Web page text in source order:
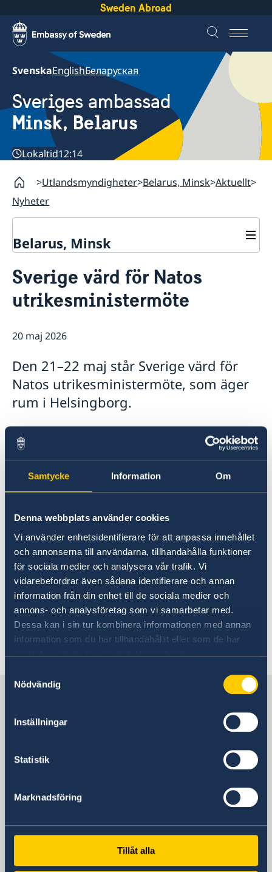
Samtycke Information Om
Denna webbplats använder cookies
Vi använder enhetsidentifierare för att anpassa innehållet
och annonserna till användarna, tillhandahålla funktioner
för sociala medier och analysera vår trafik. Vi
vidarebefordrar även sådana identifierare och annan
information från din enhet till de sociala medier och
annons- och analysföretag som vi samarbetar med.
Dessa kan i sin tur kombinera informationen med annan
information som du har tillhandahållit eller som de har
samlat in när du har använt deras tjänster.
Nödvändig
Inställningar
Statistik
Marknadsföring
Tillåt alla
Sweden Abroad
SvenskaEnglishБеларуская
Sveriges ambassad
Minsk, Belarus
Lokaltid12:14
Utlandsmyndigheter Belarus, Minsk Aktuellt
Nyheter
Belarus, Minsk
Om oss
Ambassadens personal
Så stöttar vi svenska företag
Team Sweden
Så kan du få stöd
Svenska företag i Belarus
Anmäl handelshinder
Nyheter
Sverige värd för Natos
utrikesministermöte
20 maj 2026
Den 21–22 maj står Sverige värd för
Natos utrikesministermöte, som äger
rum i Helsingborg.
Det är första gången som Sverige står värd för
ett Natomöte på ministernivå.
– Att Sverige tar på sig värdskapet för ett
ambitioner som en aktiv och konstruktiv
allierad i Nato, säger utrikesminister Maria
Malmer Stenergard.
Läs mer om Natomötet på regeringens
engelska webbplats
Sverige i Belarus
Besöksadress
Minsk, Belarus
Vulitsa Revaliutsyinaya 15
Minsk, Belarus 220030
+375 17 329 17 00